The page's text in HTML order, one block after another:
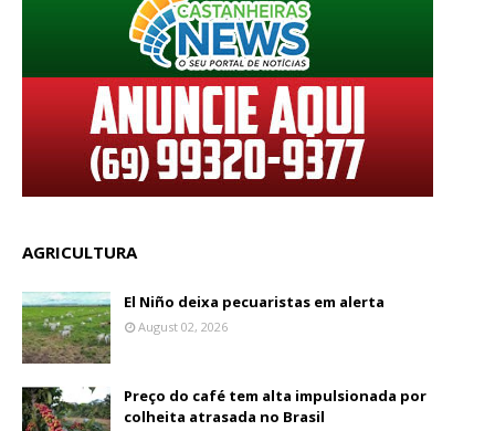
AGRICULTURA
El Niño deixa pecuaristas em alerta
August 02, 2026
Preço do café tem alta impulsionada por
colheita atrasada no Brasil